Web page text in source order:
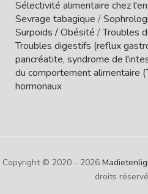
Sélectivité alimentaire chez
Sevrage tabagique /
Surpoids / Obésité /Troubles
Troubles digestifs (reflux
pancréatite, syndrome de
du comportement alimentaire
hormonaux
Copyright © 2020 - 2026
droits